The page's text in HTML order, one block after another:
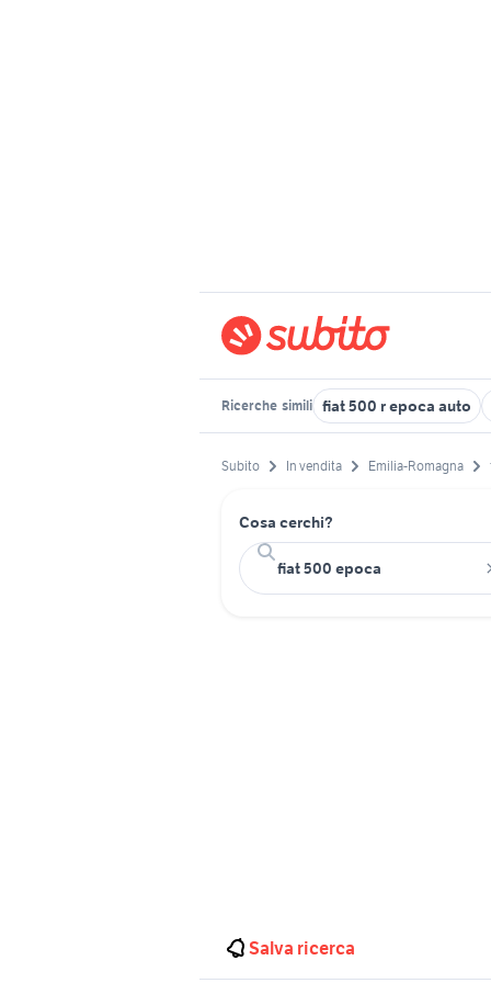
Ricerche simili fiat 500 r epoca auto
Subito In vendita Emilia-Romagna
Cosa cerchi?
Salva ricerca